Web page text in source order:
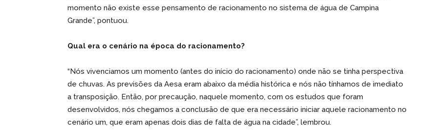
momento não existe esse pensamento de racionamento no sistema de água de Campina
Grande”, pontuou.
Qual era o cenário na época do racionamento?
“Nós vivenciamos um momento (antes do início do racionamento) onde não se tinha perspectiva
de chuvas. As previsões da Aesa eram abaixo da média histórica e nós não tínhamos de imediato
a transposição. Então, por precaução, naquele momento, com os estudos que foram
desenvolvidos, nós chegamos a conclusão de que era necessário iniciar aquele racionamento no
cenário um, que eram apenas dois dias de falta de água na cidade”, lembrou.